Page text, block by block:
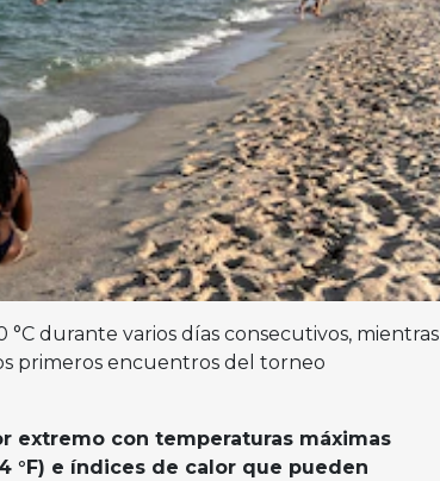
durante varios días consecutivos, mientras
primeros encuentros del torneo
extremo con temperaturas máximas
°F) e índices de calor que pueden